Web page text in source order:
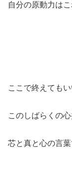
自分の原動力はこ
ここで終えても
このしばらくの
芯と真と心の言葉